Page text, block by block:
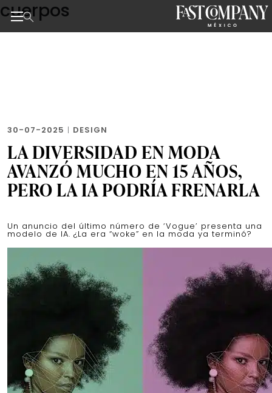
Skip
to
the
cuerpos
30-07-2025 | DESIGN
LA DIVERSIDAD EN MODA
AVANZÓ MUCHO EN 15 AÑOS,
PERO LA IA PODRÍA FRENARLA
Un anuncio del último número de ‘Vogue’ presenta una
modelo de IA. ¿La era “woke” en la moda ya terminó?